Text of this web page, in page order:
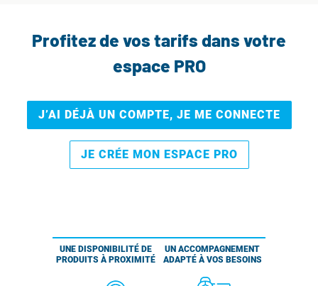
Profitez de vos tarifs dans votre
espace PRO
J’AI DÉJÀ UN COMPTE, JE ME CONNECTE
JE CRÉE MON ESPACE PRO
UNE DISPONIBILITÉ DE
PRODUITS À PROXIMITÉ
UN ACCOMPAGNEMENT
ADAPTÉ À VOS BESOINS